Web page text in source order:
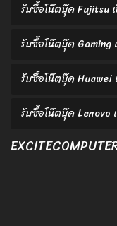
รับซื้อโน๊ตบุ๊ค Fujitsu
รับซื้อโน๊ตบุ๊ค Gaming
รับซื้อโน๊ตบุ๊ค Huawei
รับซื้อโน๊ตบุ๊ค Lenovo